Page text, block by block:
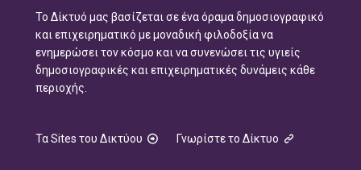
Το Δίκτυό μας βασίζεται σε ένα όραμα δημοσιογραφικό
και επιχειρηματικό με μοναδική φιλοδοξία να
ενημερώσει τον κόσμο και να συνενώσει τις υγιείς
δημοσιογραφικές και επιχειρηματικές δυνάμεις κάθε
περιοχής.
Τα Sites του Δικτύου Γνωρίστε το Δίκτυο